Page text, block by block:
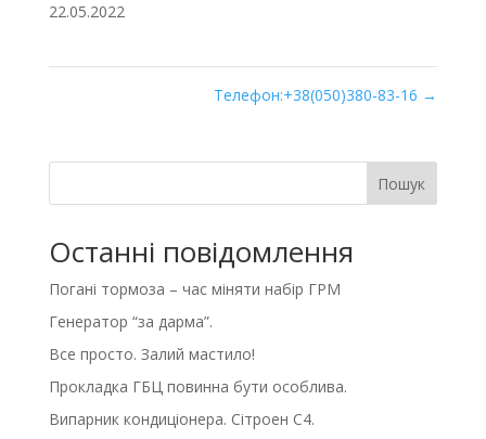
22.05.2022
Телефон:+38(050)380-83-16 →
Пошук
Останні повідомлення
Погані тормоза – час міняти набір ГРМ
Генератор “за дарма”.
Все просто. Залий мастило!
Прокладка ГБЦ повинна бути особлива.
Випарник кондиціонера. Сітроен С4.